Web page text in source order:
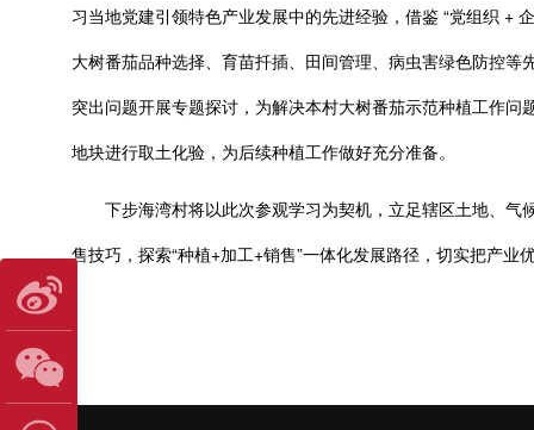
习当地党建引领特色产业发展中的先进经验，借鉴 “党组织 +
大树番茄品种选择、育苗扦插、田间管理、病虫害绿色防控
突出问题开展专题探讨，为解决本村大树番茄示范种植工作
地块进行取土化验，为后续种植工作做好充分准备。
下步海湾村将以此次参观学习为契机，立足辖区土地、气
售技巧，探索“种植+加工+销售”一体化发展路径，切实把产业